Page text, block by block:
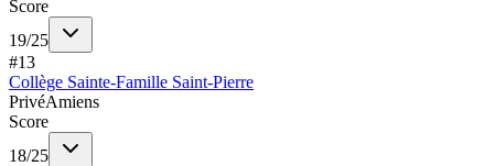
Score
19/25
#13
Collège Sainte-Famille Saint-Pierre
PrivéAmiens
Score
18/25